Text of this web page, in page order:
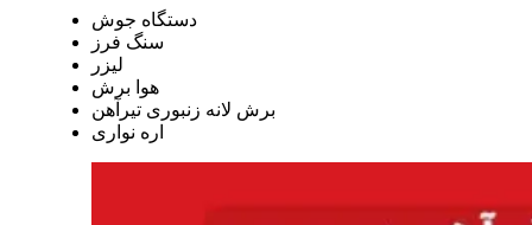
دستگاه جوش
سنگ فرز
لیزر
هوا برش
برش لانه زنبوری تیرآهن
اره نواری